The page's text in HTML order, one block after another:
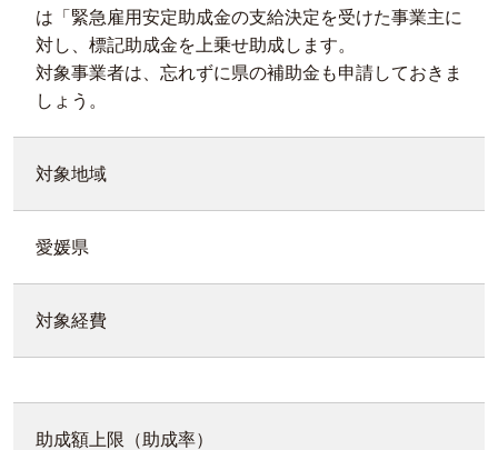
は「緊急雇用安定助成金の支給決定を受けた事業主に
対し、標記助成金を上乗せ助成します。
対象事業者は、忘れずに県の補助金も申請しておきま
しょう。
対象地域
愛媛県
対象経費
助成額上限（助成率）